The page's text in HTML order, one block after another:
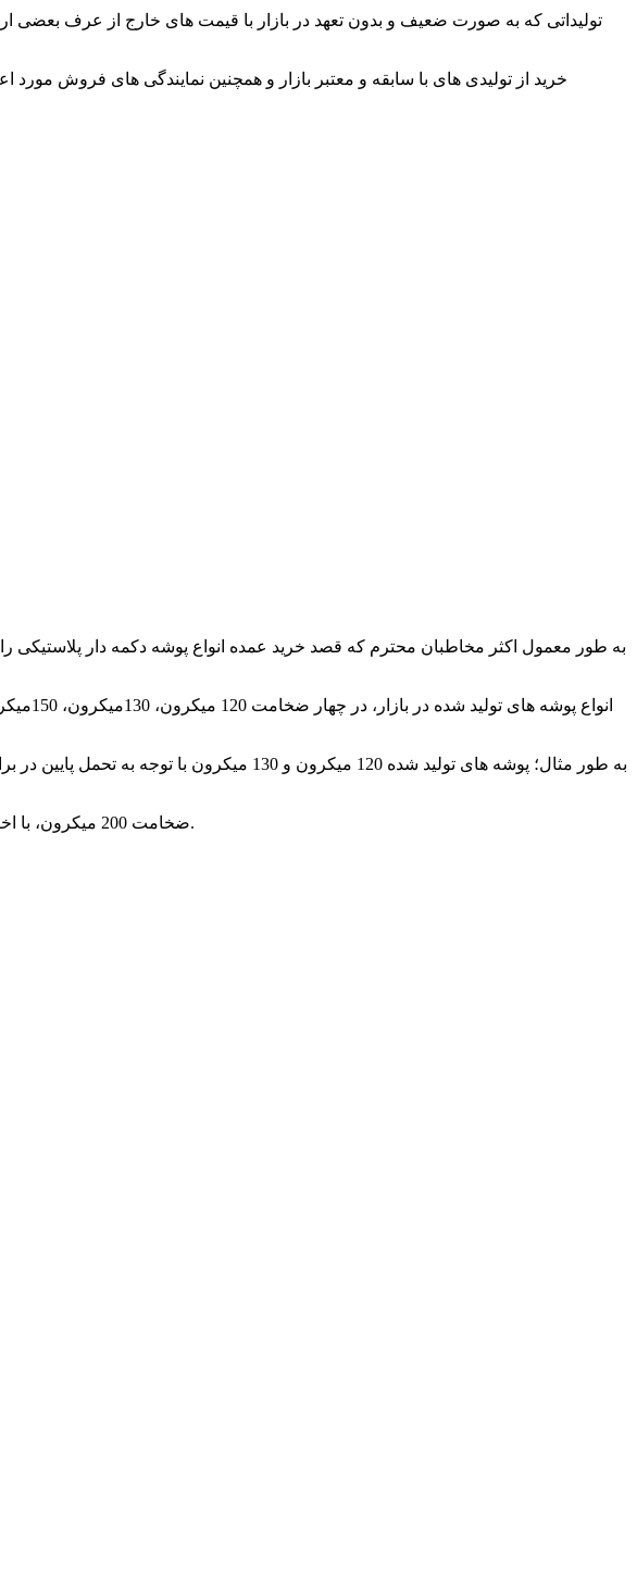
تولیداتی که به صورت ضعیف و بدون تعهد در بازار با قیمت های خارج از عرف بعضی
خرید از تولیدی های با سابقه و معتبر بازار و همچنین نمایندگی های فروش مورد
به طور معمول اکثر مخاطبان محترم که قصد خرید عمده انواع پوشه دکمه دار پلاستیکی
ضخامت 200 میکرون، با اختلاف قیمت بسیار بالاتر از 150 میکرون، برای مصارف خاص و معمولا نوع لاکچری تولیدات پوشه در نظر گرفته میشود.